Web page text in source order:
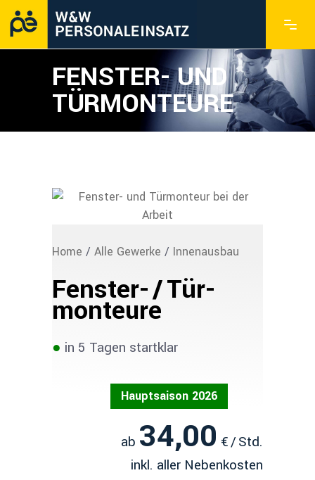
FENSTER- UND
TÜRMONTEURE
Home / Alle Gewerke / Innenausbau
Fenster- / Tür­
monteure
● in 5 Tagen startklar
Hauptsaison 2026
ab 34,00 € / Std.
inkl. aller Nebenkosten